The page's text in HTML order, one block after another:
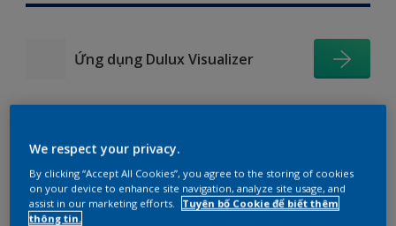
Ứng dụng Dulux Visualizer
Gợi ý phối màu
We respect your privacy.
By clicking “Accept All Cookies”, you agree to the storing of cookies
on your device to enhance site navigation, analyze site usage, and
assist in our marketing efforts.
Tuyên bố Cookie để biết thêm
thông tin.